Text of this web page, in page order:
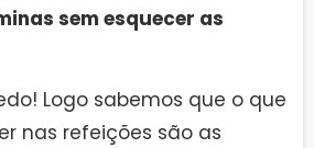
sem esquecer as
Logo sabemos que o que
nas refeições são as